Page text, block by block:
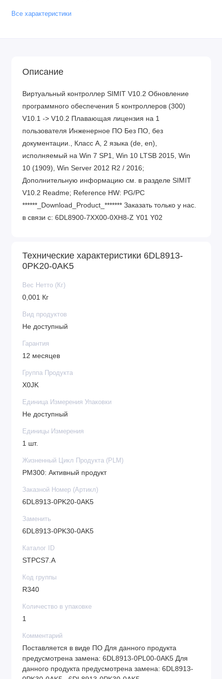
Все характеристики
Описание
Виртуальный контроллер SIMIT V10.2 Обновление
программного обеспечения 5 контроллеров (300)
V10.1 -> V10.2 Плавающая лицензия на 1
пользователя Инженерное ПО Без ПО, без
документации., Класс A, 2 языка (de, en),
исполняемый на Win 7 SP1, Win 10 LTSB 2015, Win
10 (1909), Win Server 2012 R2 / 2016;
Дополнительную информацию см. в разделе SIMIT
V10.2 Readme; Reference HW: PG/PC
******_Download_Product_******* Заказать только у нас.
в связи с: 6DL8900-7XX00-0XH8-Z Y01 Y02
Технические характеристики 6DL8913-
0PK20-0AK5
Вес Нетто (Кг)
0,001 Кг
Вид продуктов
Не доступный
Гарантия
12 месяцев
Группа Продукта
X0JK
Единица Измерения Упаковки
Не доступный
Единицы Измерения
1 шт.
Жизненный Цикл Продукта (PLM)
PM300: Активный продукт
Заказной Номер (Артикл)
6DL8913-0PK20-0AK5
Заменить
6DL8913-0PK30-0AK5
Каталог ID
STPCS7.A
Код группы
R340
Количество в упаковке
1
Комментарий
Поставляется в виде ПО Для данного продукта
предусмотрена замена: 6DL8913-0PL00-0AK5 Для
данного продукта предусмотрена замена: 6DL8913-